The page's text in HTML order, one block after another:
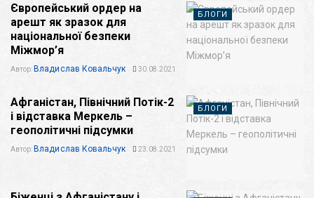
БЛОГИ
Європейський ордер на
арешт як зразок для
національної безпеки
Міжмор’я
Автор: Владислав Ковальчук 30.08.2021
БЛОГИ
Афганістан, Північний Потік-2
і відставка Меркель –
геополітичні підсумки
Автор: Владислав Ковальчук 23.08.2021